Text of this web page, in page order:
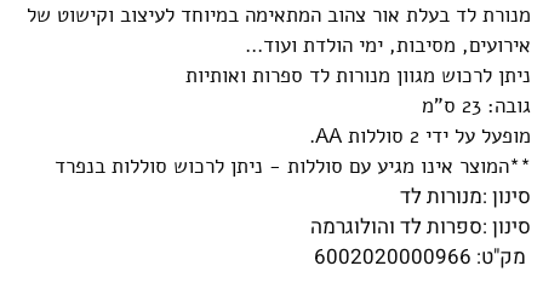
מנורת לד בעלת אור צהוב המתאימה במיוחד לעיצוב וקישוט של
אירועים, מסיבות, ימי הולדת ועוד...
ניתן לרכוש מגוון מנורות לד ספרות ואותיות
גובה: 23 ס"מ
מופעל על ידי 2 סוללות AA.
**המוצר אינו מגיע עם סוללות - ניתן לרכוש סוללות בנפרד
סינון :מנורות לד
סינון :ספרות לד והולוגרמה
מק"ט: 6002020000966